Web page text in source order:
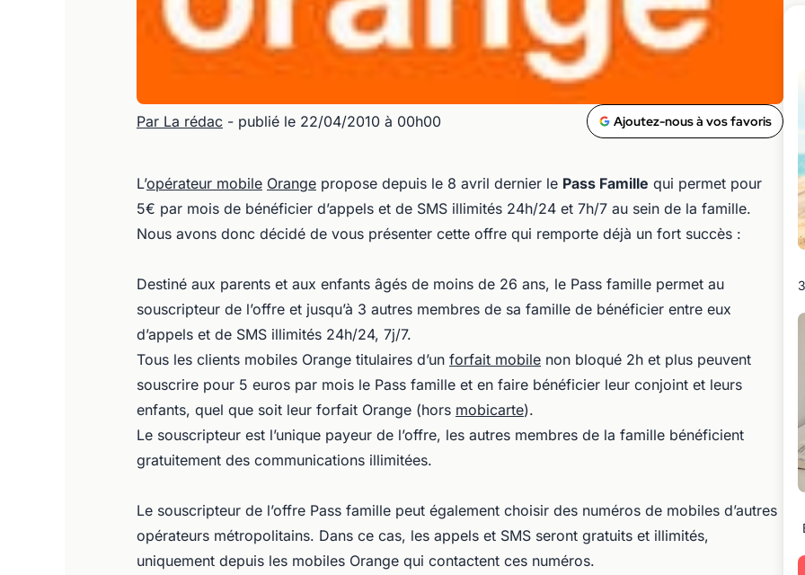
Par La rédac - publié le 22/04/2010 à 00h00 Ajoutez-nous à vos favoris
L’opérateur mobile Orange propose depuis le 8 avril dernier le Pass Famille qui permet pour
5€ par mois de bénéficier d’appels et de SMS illimités 24h/24 et 7h/7 au sein de la famille.
Nous avons donc décidé de vous présenter cette offre qui remporte déjà un fort succès :
Destiné aux parents et aux enfants âgés de moins de 26 ans, le Pass famille permet au
souscripteur de l’offre et jusqu’à 3 autres membres de sa famille de bénéficier entre eux
d’appels et de SMS illimités 24h/24, 7j/7.
Tous les clients mobiles Orange titulaires d’un forfait mobile non bloqué 2h et plus peuvent
souscrire pour 5 euros par mois le Pass famille et en faire bénéficier leur conjoint et leurs
enfants, quel que soit leur forfait Orange (hors mobicarte).
Le souscripteur est l’unique payeur de l’offre, les autres membres de la famille bénéficient
gratuitement des communications illimitées.
Le souscripteur de l’offre Pass famille peut également choisir des numéros de mobiles d’autres
opérateurs métropolitains. Dans ce cas, les appels et SMS seront gratuits et illimités,
uniquement depuis les mobiles Orange qui contactent ces numéros.